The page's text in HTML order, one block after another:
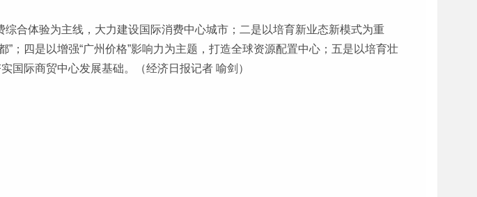
合体验为主线，大力建设国际消费中心城市；二是以培育新业态新模式为重
；四是以增强“广州价格”影响力为主题，打造全球资源配置中心；五是以培育壮
国际商贸中心发展基础。（经济日报记者 喻剑）